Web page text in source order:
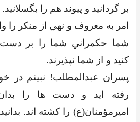
بر گردانيد و پيوند هم را بگسلانيد.
امر به معروف و نهي از منکر را وا
شما حکمراني شما را بر دست
کنيد و از شما نپذيرند.
پسران عبدالمطلب! نبينم در
رفته ايد و دست ها را
اميرمؤمنان(ع) را کشته اند.